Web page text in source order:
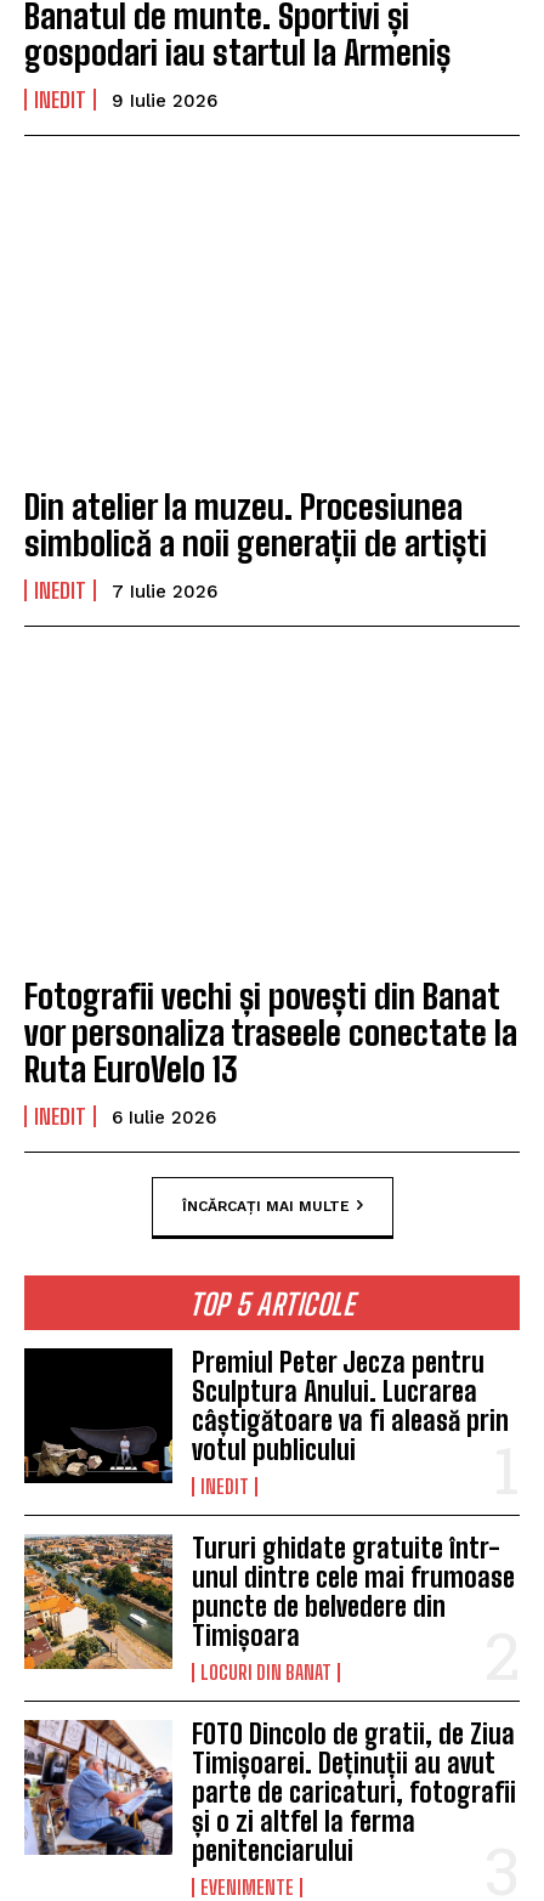
Banatul de munte. Sportivi și
gospodari iau startul la Armeniș
INEDIT 9 Iulie 2026
Din atelier la muzeu. Procesiunea
simbolică a noii generații de artiști
INEDIT 7 Iulie 2026
Fotografii vechi și povești din Banat
vor personaliza traseele conectate la
Ruta EuroVelo 13
INEDIT 6 Iulie 2026
ÎNCĂRCAȚI MAI MULTE
TOP 5 ARTICOLE
Premiul Peter Jecza pentru
Sculptura Anului. Lucrarea
câștigătoare va fi aleasă prin
votul publicului
INEDIT
Tururi ghidate gratuite într-
unul dintre cele mai frumoase
puncte de belvedere din
Timișoara
LOCURI DIN BANAT
FOTO Dincolo de gratii, de Ziua
Timișoarei. Deținuții au avut
parte de caricaturi, fotografii
și o zi altfel la ferma
penitenciarului
EVENIMENTE